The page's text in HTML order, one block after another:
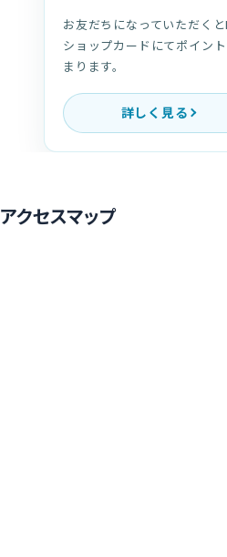
お友だちになっていただく
ショップカードにてポイン
まります。
詳しく見る
アクセスマップ